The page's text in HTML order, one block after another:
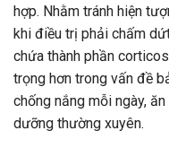
hợp. Nhằm tránh hiện
khi điều trị phải chấm
chứa thành phần
trọng hơn trong vấn đề
chống nắng mỗi ngày,
dưỡng thường xuyên.